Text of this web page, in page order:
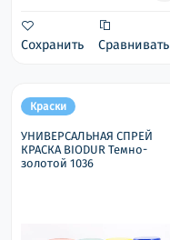
Сохранить Сравнивать
Краски
УНИВЕРСАЛЬНАЯ СПРЕЙ
КРАСКА BIODUR Темно-
золотой 1036